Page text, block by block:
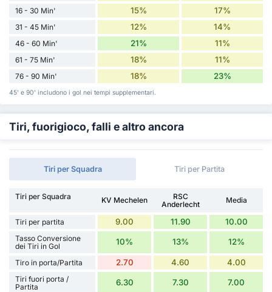
16 - 30 Min' 15% 17%
31 - 45 Min' 12% 14%
46 - 60 Min' 21% 11%
61 - 75 Min' 18% 11%
76 - 90 Min' 18% 23%
45' e 90' includono i gol nei tempi supplementari.
Tiri, fuorigioco, falli e altro ancora
Tiri per Squadra Tiri per Partita
Tiri per Squadra KV Mechelen
RSC
Anderlecht
Media
Tiri per partita 9.00 11.90 10.00
Tasso Conversione
dei Tiri in Gol
10% 13% 12%
Tiro in porta/Partita 2.70 4.60 4.00
Tiri fuori porta /
Partita
6.30 7.30 7.00